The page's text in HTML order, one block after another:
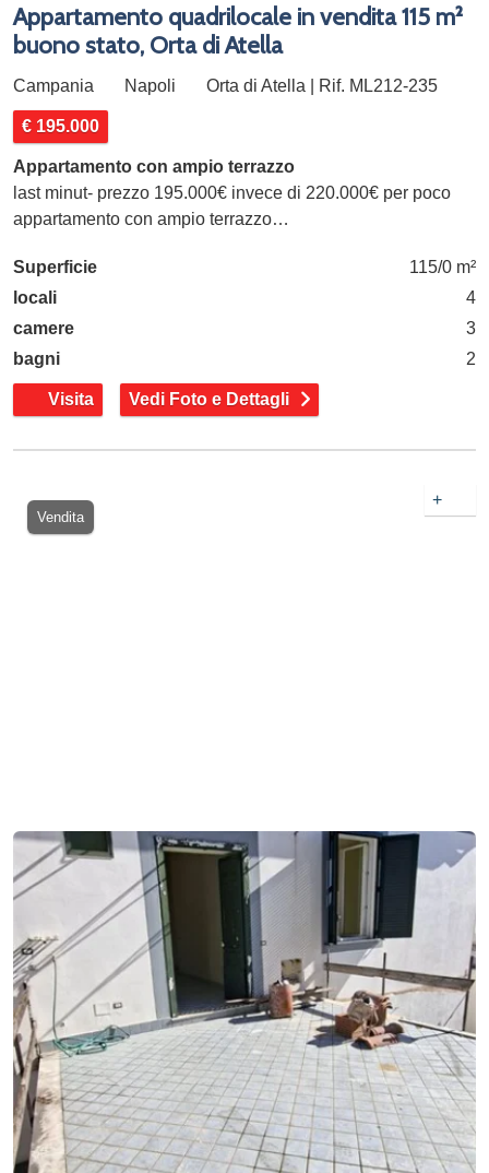
Appartamento quadrilocale in vendita 115 m²
buono stato, Orta di Atella
Campania Napoli Orta di Atella | Rif. ML212-235
€ 195.000
Appartamento con ampio terrazzo
last minut- prezzo 195.000€ invece di 220.000€ per poco
appartamento con ampio terrazzo…
Superficie
115/0 m²
locali
4
camere
3
bagni
2
Visita Vedi Foto e Dettagli
Vendita
+